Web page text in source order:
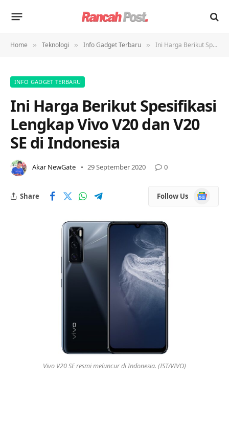
Home » Teknologi » Info Gadget Terbaru » Ini Harga Berikut Spesifikasi Lengkap Vivo V20 dan V20 SE di Indonesia
INFO GADGET TERBARU
Ini Harga Berikut Spesifikasi
Lengkap Vivo V20 dan V20
SE di Indonesia
Akar NewGate 29 September 2020 0
Share Follow Us
Google
News
Vivo V20 SE resmi meluncur di Indonesia. (IST/VIVO)